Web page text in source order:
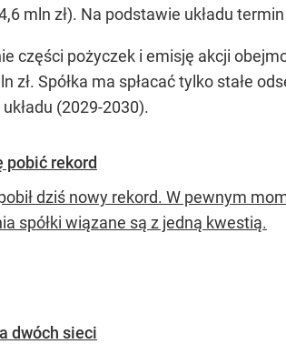
mln zł). Na podstawie układu
części pożyczek i emisję akcji
zł. Spółka ma spłacać tylko stałe
(2029-2030).
pobić rekord
dziś nowy rekord. W pewnym
spółki wiązane są z jedną kwestią.
dwóch sieci